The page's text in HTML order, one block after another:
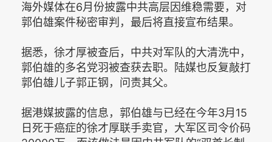
海外媒体在6月份披露中共高层因维稳需要，对
郭伯雄案件秘密审判，最后将直接宣布结果。
据悉，徐才厚被查后，中共对军队的大清洗中，
郭伯雄的多名党羽被查获去职。陆媒也反复敲打
郭伯雄儿子郭正钢，问责其父。
据港媒披露的信息，郭伯雄与已经在今年3月15
日死于癌症的徐才厚联手卖官，大军区司令价码